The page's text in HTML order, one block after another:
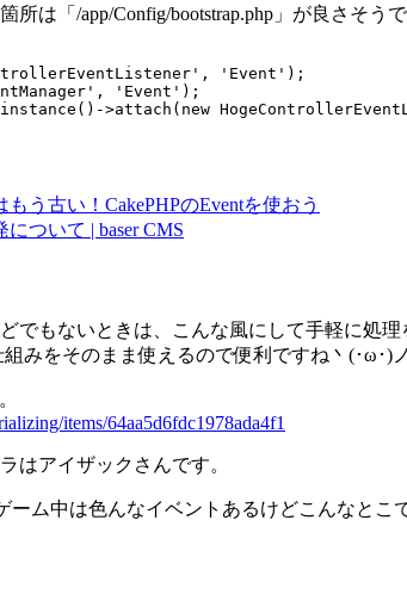
所は「/app/Config/bootstrap.php」が良さそうで
'Event');
'Event');
>attach(new
う古い！CakePHPのEventを使おう
ついて | baser CMS
でもないときは、こんな風にして手軽に処理
組みをそのまま使えるので便利ですね丶(･ω･)ノ
items/64aa5d6fdc1978ada4f1
はアイザックさんです。
ーム中は色んなイベントあるけどこんなとこ